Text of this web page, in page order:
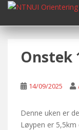
i
Onstek
14/09/2025
Denne uken er
Løypen er